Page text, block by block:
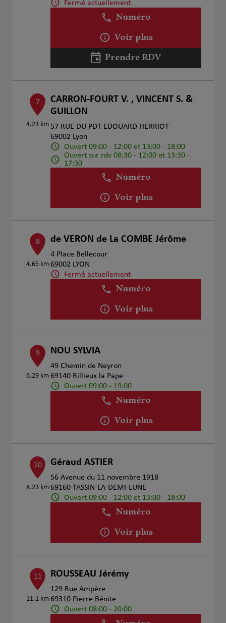
Fermé actuellement
Numéro
Voir plus
Prendre RDV
7
4.23 km
CARRON-FOURT V. , VINCENT S. &
GUILLON
57 RUE DU PDT EDOUARD HERRIOT
69002 Lyon
Ouvert 09:00 - 12:00 et 13:00 - 18:00
Ouvert sur rdv 08:30 - 12:00 et 13:30 -
17:30
Numéro
Voir plus
8
4.65 km
de VERON de La COMBE Jérôme
4 Place Bellecour
69002 LYON
Fermé actuellement
Numéro
Voir plus
9
6.29 km
NOU SYLVIA
49 Chemin de Neyron
69140 Rillieux la Pape
Ouvert 09:00 - 19:00
Numéro
Voir plus
10
8.23 km
Géraud ASTIER
56 Avenue du 11 novembre 1918
69160 TASSIN-LA-DEMI-LUNE
Ouvert 09:00 - 12:00 et 13:00 - 18:00
Numéro
Voir plus
11
11.1 km
ROUSSEAU Jérémy
129 Rue Ampère
69310 Pierre Bénite
Ouvert 08:00 - 20:00